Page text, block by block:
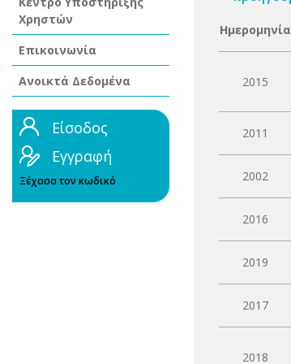
Χρηστών
Επικοινωνία
Ανοικτά Δεδομένα
Είσοδος
Εγγραφή
Ξέχασα τον κωδικό
Ημερομηνία
2015
2011
2002
2016
2019
2017
2018